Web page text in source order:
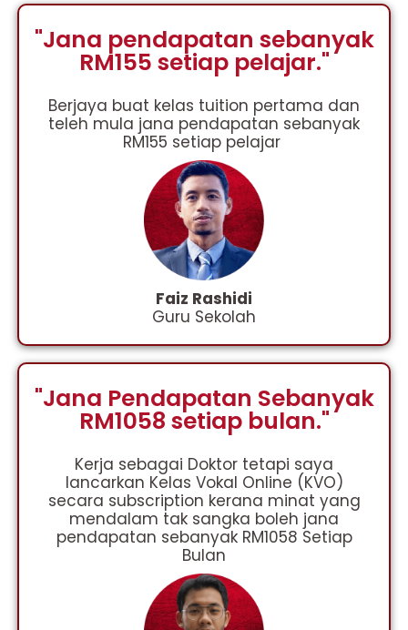
"Jana pendapatan sebanyak
RM155 setiap pelajar."
Berjaya buat kelas tuition pertama dan
teleh mula jana pendapatan sebanyak
RM155 setiap pelajar
Faiz Rashidi
Guru Sekolah
"Jana Pendapatan Sebanyak
RM1058 setiap bulan."
Kerja sebagai Doktor tetapi saya
lancarkan Kelas Vokal Online (KVO)
secara subscription kerana minat yang
mendalam tak sangka boleh jana
pendapatan sebanyak RM1058 Setiap
Bulan